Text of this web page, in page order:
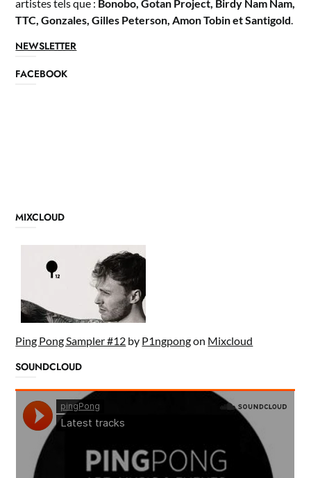
artistes tels que : Bonobo, Gotan Project, Birdy Nam Nam,
TTC, Gonzales, Gilles Peterson, Amon Tobin et Santigold.
NEWSLETTER
FACEBOOK
MIXCLOUD
Ping Pong Sampler #12 by P1ngpongon Mixcloud
SOUNDCLOUD